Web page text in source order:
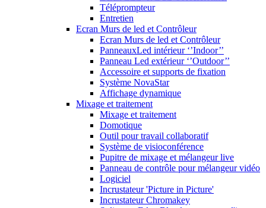
Téléprompteur
Entretien
Ecran Murs de led et Contrôleur
Ecran Murs de led et Contrôleur
PanneauxLed intérieur ‘’Indoor’’
Panneau Led extérieur ‘’Outdoor’’
Accessoire et supports de fixation
Système NovaStar
Affichage dynamique
Mixage et traitement
Mixage et traitement
Domotique
Outil pour travail collaboratif
Système de visioconférence
Pupitre de mixage et mélangeur live
Panneau de contrôle pour mélangeur vidéo
Logiciel
Incrustateur 'Picture in Picture'
Incrustateur Chromakey